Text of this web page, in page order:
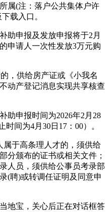
属(注：落户公共集体户许
载入口。
申报及发放申报将于2月
申请人一次性发放3万元购
供给房产证或《小我名
动产登记消息实现共享核查
申报时间为2026年2月28
时间为4月30日17：00）。
于高条理人才的，须供给
分颁布的证书或相关文件；
人员，须供给公事员考录部
(聘)或转调任证明及同意申
宝，关心后正在对话框答